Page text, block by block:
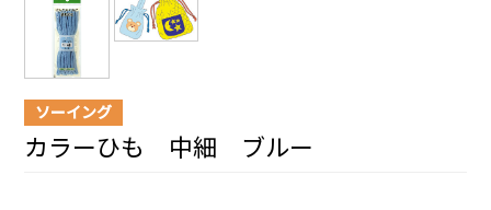
ソーイング
カラーひも 中細 ブルー